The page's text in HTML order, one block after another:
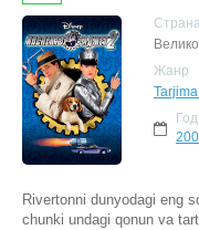
Жанр
Год
Rivertonni dunyodagi eng
chunki undagi qonun va